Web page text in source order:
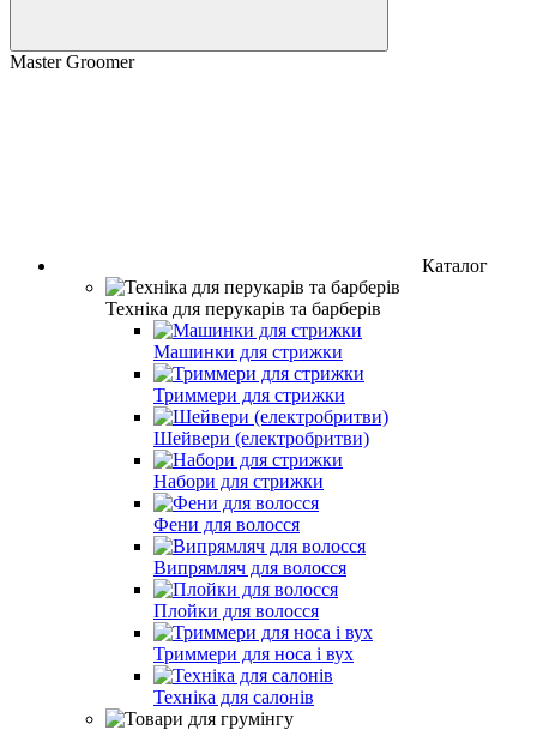
Master Groomer
Каталог
Техніка для перукарів та барберів
Машинки для стрижки
Триммери для стрижки
Шейвери (електробритви)
Набори для стрижки
Фени для волосся
Випрямляч для волосся
Плойки для волосся
Триммери для носа і вух
Техніка для салонів